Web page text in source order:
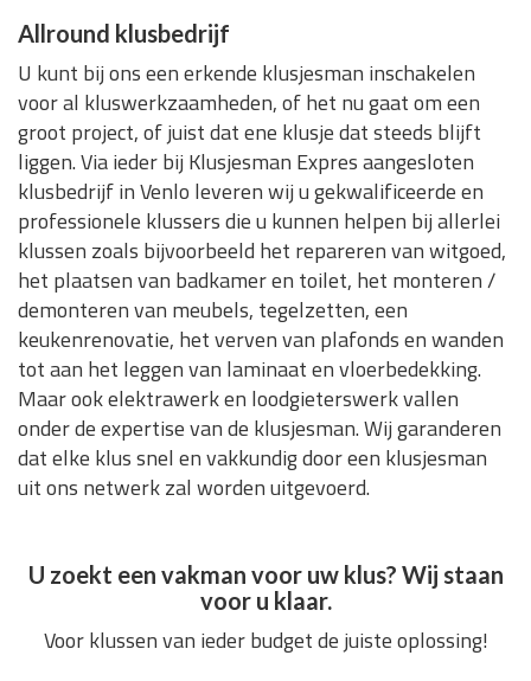
Allround klusbedrijf
U kunt bij ons een erkende klusjesman inschakelen
voor al kluswerkzaamheden, of het nu gaat om een
groot project, of juist dat ene klusje dat steeds blijft
liggen. Via ieder bij Klusjesman Expres aangesloten
klusbedrijf in Venlo leveren wij u gekwalificeerde en
professionele klussers die u kunnen helpen bij allerlei
klussen zoals bijvoorbeeld het repareren van witgoed,
het plaatsen van badkamer en toilet, het monteren /
demonteren van meubels, tegelzetten, een
keukenrenovatie, het verven van plafonds en wanden
tot aan het leggen van laminaat en vloerbedekking.
Maar ook elektrawerk en loodgieterswerk vallen
onder de expertise van de klusjesman. Wij garanderen
dat elke klus snel en vakkundig door een klusjesman
uit ons netwerk zal worden uitgevoerd.
U zoekt een vakman voor uw klus? Wij staan
voor u klaar.
Voor klussen van ieder budget de juiste oplossing!